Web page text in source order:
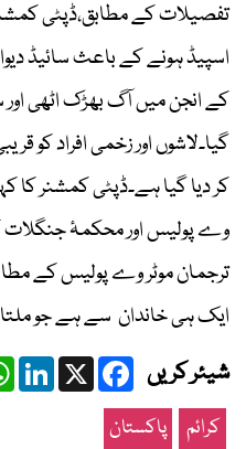
تفصیلات کے مطابق،ڈپٹی
اسپیڈ ہونے کے باعث سائیڈ
کے انجن میں آگ بھڑک اٹھی اور
گیا۔لاشوں اور زخمی افراد کو
وے پولیس اور محکمۂ جنگلات
ترجمان موٹر وے پولیس کے
ایک ہی خاندان سے ہے جو
شیئر کریں Facebook
X
LinkedIn
کرائم پاکستان